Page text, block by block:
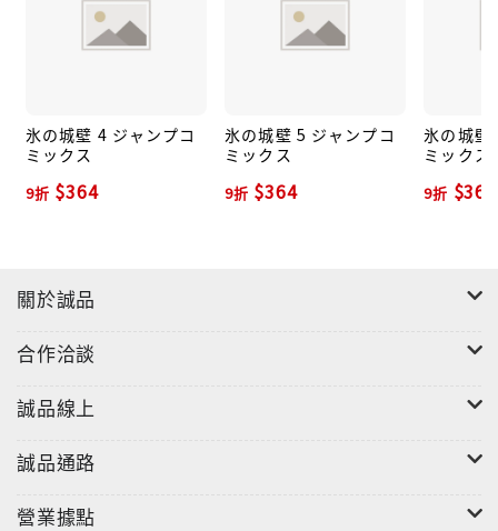
氷の城壁 4 ジャンプコ
ミックス
9折 $364
氷の城壁 5 ジャンプコ
ミックス
9折 $364
氷の城壁
ミックス
9折 $364
關於誠品
合作洽談
誠品線上
誠品通路
營業據點